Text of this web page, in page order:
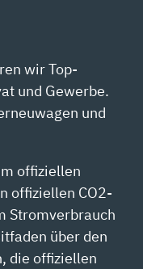
wir Top-
und Gewerbe.
und
offiziellen
offiziellen CO2-
Stromverbrauch
über den
die offiziellen